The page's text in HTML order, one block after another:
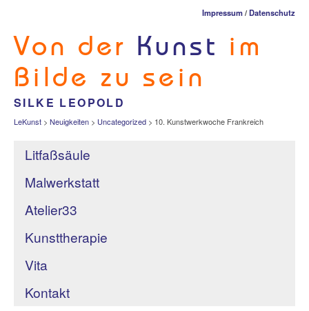
Impressum/Datenschutz
Von der Kunst
im
Bilde zu sein
SILKE LEOPOLD
LeKunst > Neuigkeiten > Uncategorized > 10. Kunstwerkwoche Frankreich
Litfaßsäule
Malwerkstatt
Atelier33
Kunsttherapie
Vita
Kontakt